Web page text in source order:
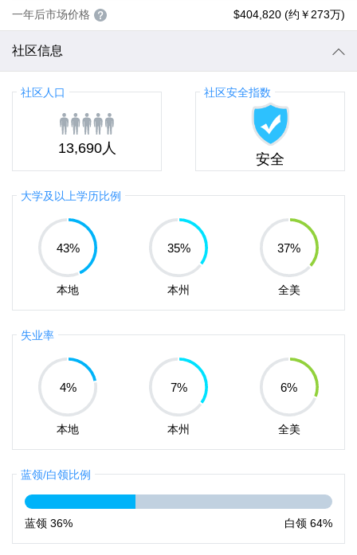
一年后市场价格 $404,820 (约￥273万)
社区信息
社区人口
13,690人
社区安全指数
安全
大学及以上学历比例
43%
本地
35%
本州
37%
全美
失业率
4%
本地
7%
本州
6%
全美
蓝领/白领比例
蓝领 36% 白领 64%